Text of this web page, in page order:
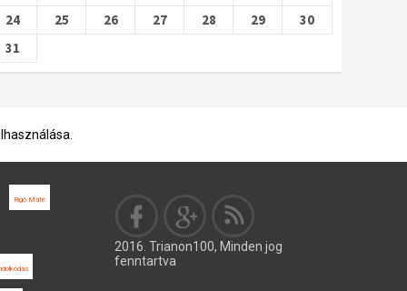
24
25 26 27 28 29
30
31
Rigó Máté
2016. Trianon100, Minden jog
fenntartva